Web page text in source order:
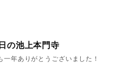
の池上本門寺
年ありがとうございました！